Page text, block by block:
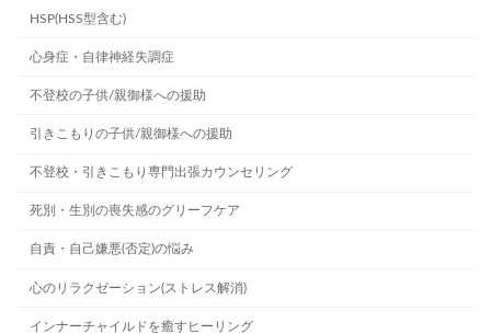
HSP(HSS型含む)
心身症・自律神経失調症
不登校の子供/親御様への援助
引きこもりの子供/親御様への援助
不登校・引きこもり専門出張カウンセリング
死別・生別の喪失感のグリーフケア
自責・自己嫌悪(否定)の悩み
心のリラクゼーション(ストレス解消)
インナーチャイルドを癒すヒーリング